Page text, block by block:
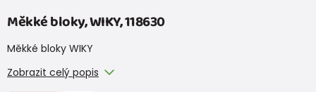
Měkké bloky, WIKY, 118630
Měkké bloky WIKY
Zobrazit celý popis